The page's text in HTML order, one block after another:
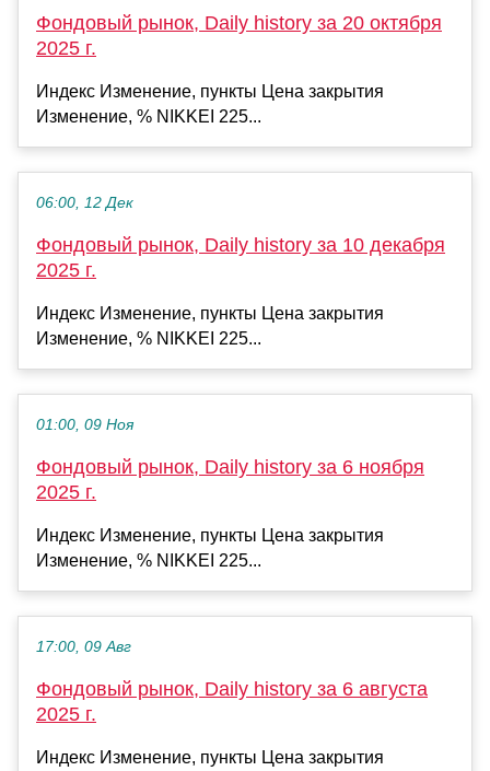
Фондовый рынок, Daily history за 20 октября
2025 г.
Индекс Изменение, пункты Цена закрытия
Изменение, % NIKKEI 225...
06:00, 12 Дек
Фондовый рынок, Daily history за 10 декабря
2025 г.
Индекс Изменение, пункты Цена закрытия
Изменение, % NIKKEI 225...
01:00, 09 Ноя
Фондовый рынок, Daily history за 6 ноября
2025 г.
Индекс Изменение, пункты Цена закрытия
Изменение, % NIKKEI 225...
17:00, 09 Авг
Фондовый рынок, Daily history за 6 августа
2025 г.
Индекс Изменение, пункты Цена закрытия